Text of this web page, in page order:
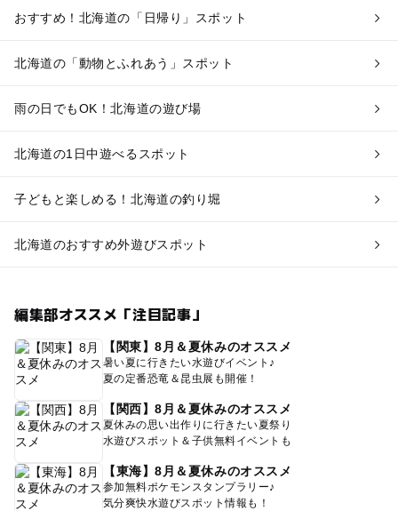
おすすめ！北海道の「日帰り」スポット
北海道の「動物とふれあう」スポット
雨の日でもOK！北海道の遊び場
北海道の1日中遊べるスポット
子どもと楽しめる！北海道の釣り堀
北海道のおすすめ外遊びスポット
編集部オススメ「注目記事」
【関東】8月＆夏休みのオススメ
暑い夏に行きたい水遊びイベント♪
夏の定番恐竜＆昆虫展も開催！
【関西】8月＆夏休みのオススメ
夏休みの思い出作りに行きたい夏祭り
水遊びスポット＆子供無料イベントも
【東海】8月＆夏休みのオススメ
参加無料ポケモンスタンプラリー♪
気分爽快水遊びスポット情報も！